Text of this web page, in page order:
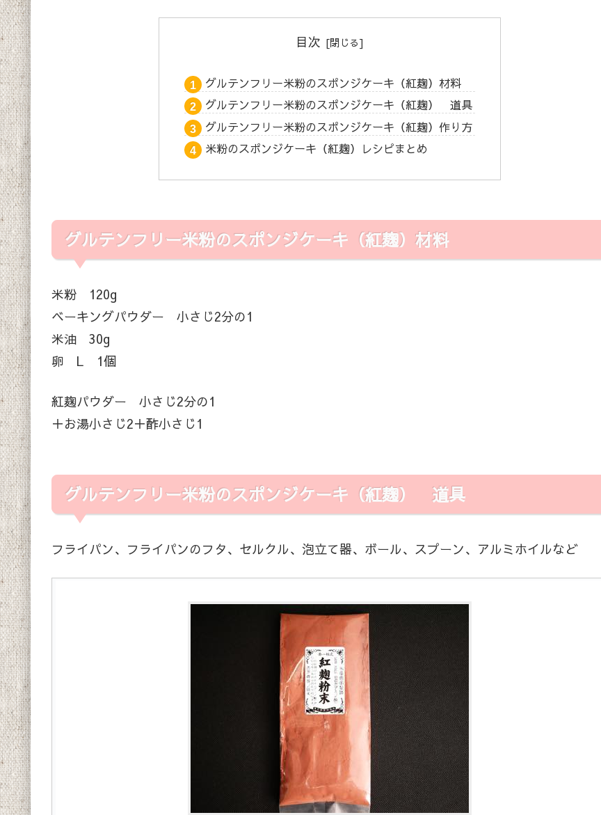
目次
グルテンフリー米粉のスポンジケーキ（紅麹）材料
グルテンフリー米粉のスポンジケーキ（紅麹） 道具
グルテンフリー米粉のスポンジケーキ（紅麹）作り方
米粉のスポンジケーキ（紅麹）レシピまとめ
グルテンフリー米粉のスポンジケーキ（紅麹）材料
米粉 120g
ベーキングパウダー 小さじ2分の1
米油 30g
卵 L 1個
紅麹パウダー 小さじ2分の1
＋お湯小さじ2＋酢小さじ1
グルテンフリー米粉のスポンジケーキ（紅麹） 道具
フライパン、フライパンのフタ、セルクル、泡立て器、ボール、スプーン、アルミホイルなど